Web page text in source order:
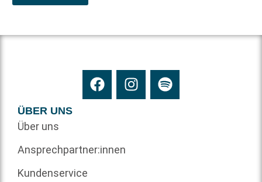
ÜBER UNS
Über uns
Ansprechpartner:innen
Kundenservice